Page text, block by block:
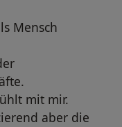
Mensch
mit mir.
aber die